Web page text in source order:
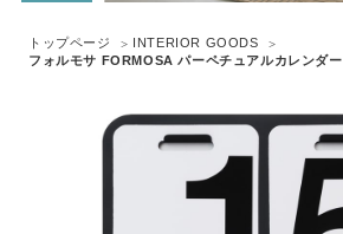
トップページ
INTERIOR GOODS
フォルモサ FORMOSA パーペチュアルカレンダー